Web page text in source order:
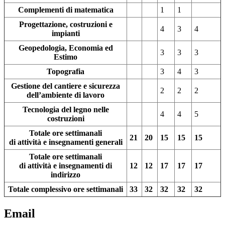
Complementi di matematica
1
1
Progettazione, costruzioni e
impianti
4 3 4
Geopedologia, Economia ed
Estimo
3 3 3
Topografia 3 4
3
Gestione del cantiere e sicurezza
dell’ambiente di lavoro
2 2 2
Tecnologia del legno nelle
costruzioni
4 4 5
Totale ore settimanali
di attività e insegnamenti generali
21 20 15 15 15
Totale ore settimanali
di attività e insegnamenti di
indirizzo
12 12 17 17 17
Totale complessivo ore settimanali 33 32 32 32 32
Email